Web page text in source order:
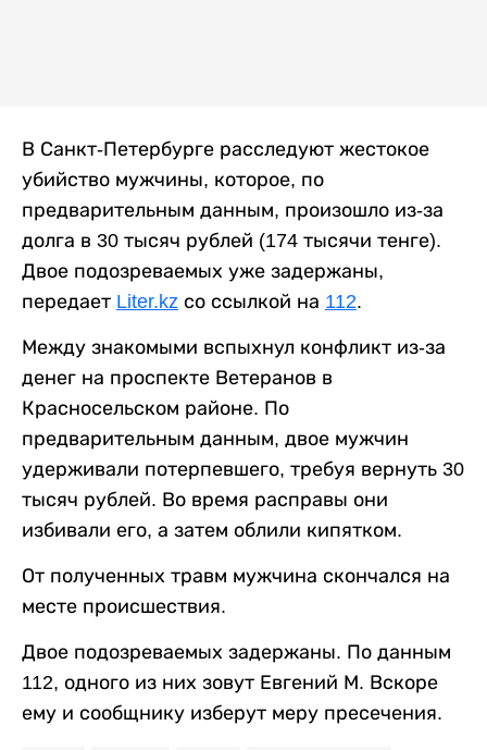
В Санкт-Петербурге расследуют жестокое
убийство мужчины, которое, по
предварительным данным, произошло из-за
долга в 30 тысяч рублей (174 тысячи тенге).
Двое подозреваемых уже задержаны,
передает Liter.kz со ссылкой на 112.
Между знакомыми вспыхнул конфликт из-за
денег на проспекте Ветеранов в
Красносельском районе. По
предварительным данным, двое мужчин
удерживали потерпевшего, требуя вернуть 30
тысяч рублей. Во время расправы они
избивали его, а затем облили кипятком.
От полученных травм мужчина скончался на
месте происшествия.
Двое подозреваемых задержаны. По данным
112, одного из них зовут Евгений М. Вскоре
ему и сообщнику изберут меру пресечения.